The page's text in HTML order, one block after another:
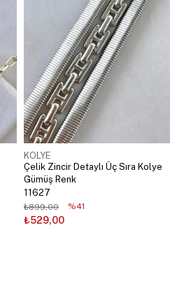
KOLYE
Çelik Zincir Detaylı Üç Sıra Kolye
Gümüş Renk
11627
₺529,00
₺899,00 %41